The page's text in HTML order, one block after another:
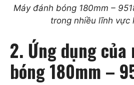
Máy đánh bóng 180mm –
trong nhiều lĩnh vực
2. Ứng dụng của
bóng 180mm –